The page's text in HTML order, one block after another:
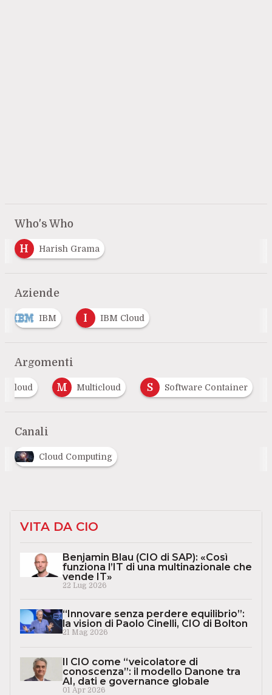
Who's Who
H Harish Grama
Aziende
IBM I IBM Cloud
Argomenti
Cloud M Multicloud S Software Container
Canali
Cloud Computing
VITA DA CIO
Benjamin Blau (CIO di SAP): «Così
funziona l’IT di una multinazionale che
vende IT»
22 Lug 2026
“Innovare senza perdere equilibrio”:
la vision di Paolo Cinelli, CIO di Bolton
21 Mag 2026
Il CIO come “veicolatore di
conoscenza”: il modello Danone tra
AI, dati e governance globale
01 Apr 2026